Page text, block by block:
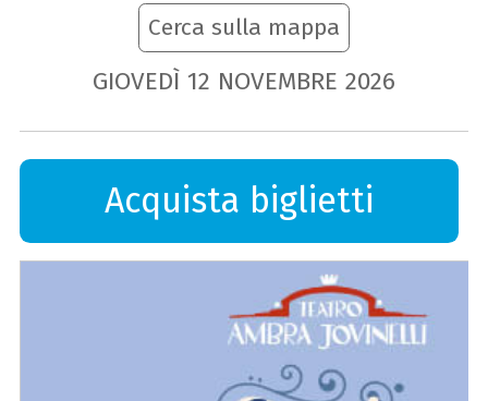
Cerca sulla mappa
GIOVEDÌ 12 NOVEMBRE 2026
Acquista biglietti